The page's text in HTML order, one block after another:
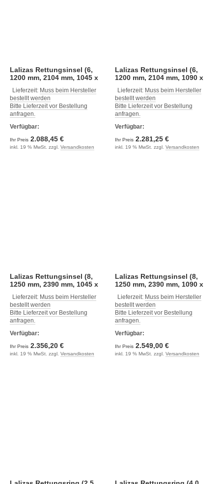
Lalizas Rettungsinsel (6,
1200 mm, 2104 mm, 1045 x
Lieferzeit: Muss beim Hersteller
bestellt werden
Bitte Lieferzeit vor Bestellung
anfragen.
Verfügbar:
Ihr Preis 2.088,45 €
inkl. 19 % MwSt. zzgl. Versandkosten
Lalizas Rettungsinsel (6,
1200 mm, 2104 mm, 1090 x
Lieferzeit: Muss beim Hersteller
bestellt werden
Bitte Lieferzeit vor Bestellung
anfragen.
Verfügbar:
Ihr Preis 2.281,25 €
inkl. 19 % MwSt. zzgl. Versandkosten
Lalizas Rettungsinsel (8,
1250 mm, 2390 mm, 1045 x
Lieferzeit: Muss beim Hersteller
bestellt werden
Bitte Lieferzeit vor Bestellung
anfragen.
Verfügbar:
Ihr Preis 2.356,20 €
inkl. 19 % MwSt. zzgl. Versandkosten
Lalizas Rettungsinsel (8,
1250 mm, 2390 mm, 1090 x
Lieferzeit: Muss beim Hersteller
bestellt werden
Bitte Lieferzeit vor Bestellung
anfragen.
Verfügbar:
Ihr Preis 2.549,00 €
inkl. 19 % MwSt. zzgl. Versandkosten